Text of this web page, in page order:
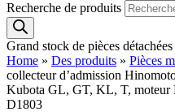
Recherche de produits
Grand stock de pièces détachées
Home » Des produits » Pièces
collecteur d’admission
Kubota GL, GT, KL, T, moteur
D1803